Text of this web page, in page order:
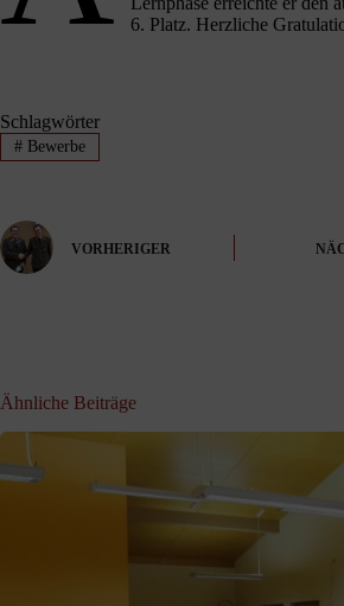
6. Platz. Herzliche
Schlagwörter
#Bewerbe
VORHERIGER
Ähnliche Beiträge